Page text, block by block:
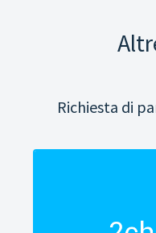
Richiesta di